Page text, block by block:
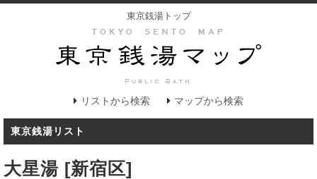
東京銭湯トップ
リストから検索 マップから検索
東京銭湯リスト
大星湯 [新宿区]